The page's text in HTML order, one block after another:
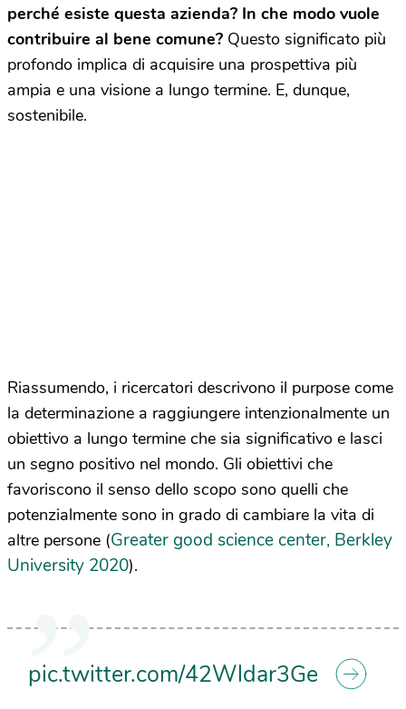
perché esiste questa azienda? In che modo vuole
contribuire al bene comune? Questo significato più
profondo implica di acquisire una prospettiva più
ampia e una visione a lungo termine. E, dunque,
sostenibile.
Riassumendo, i ricercatori descrivono il purpose come
la determinazione a raggiungere intenzionalmente un
obiettivo a lungo termine che sia significativo e lasci
un segno positivo nel mondo. Gli obiettivi che
favoriscono il senso dello scopo sono quelli che
potenzialmente sono in grado di cambiare la vita di
altre persone (Greater good science center, Berkley
University 2020).
pic.twitter.com/42Wldar3Ge